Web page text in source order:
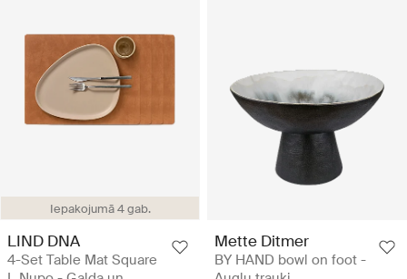
Iepakojumā 4 gab.
LIND DNA
4-Set Table Mat Square
Mette Ditmer
BY HAND bowl on foot -